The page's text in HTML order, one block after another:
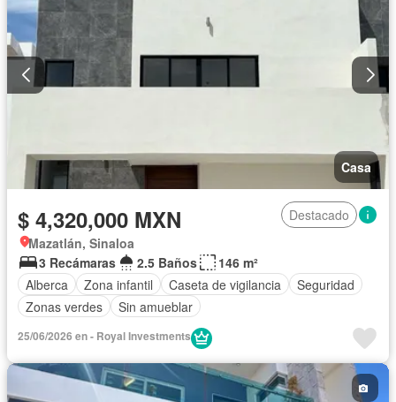
Casa
$ 4,320,000 MXN
Destacado
Mazatlán, Sinaloa
3 Recámaras
2.5 Baños
146 m²
Alberca
Zona infantil Caseta de vigilancia
Seguridad
Zonas verdes
Sin amueblar
25/06/2026 en - Royal Investments